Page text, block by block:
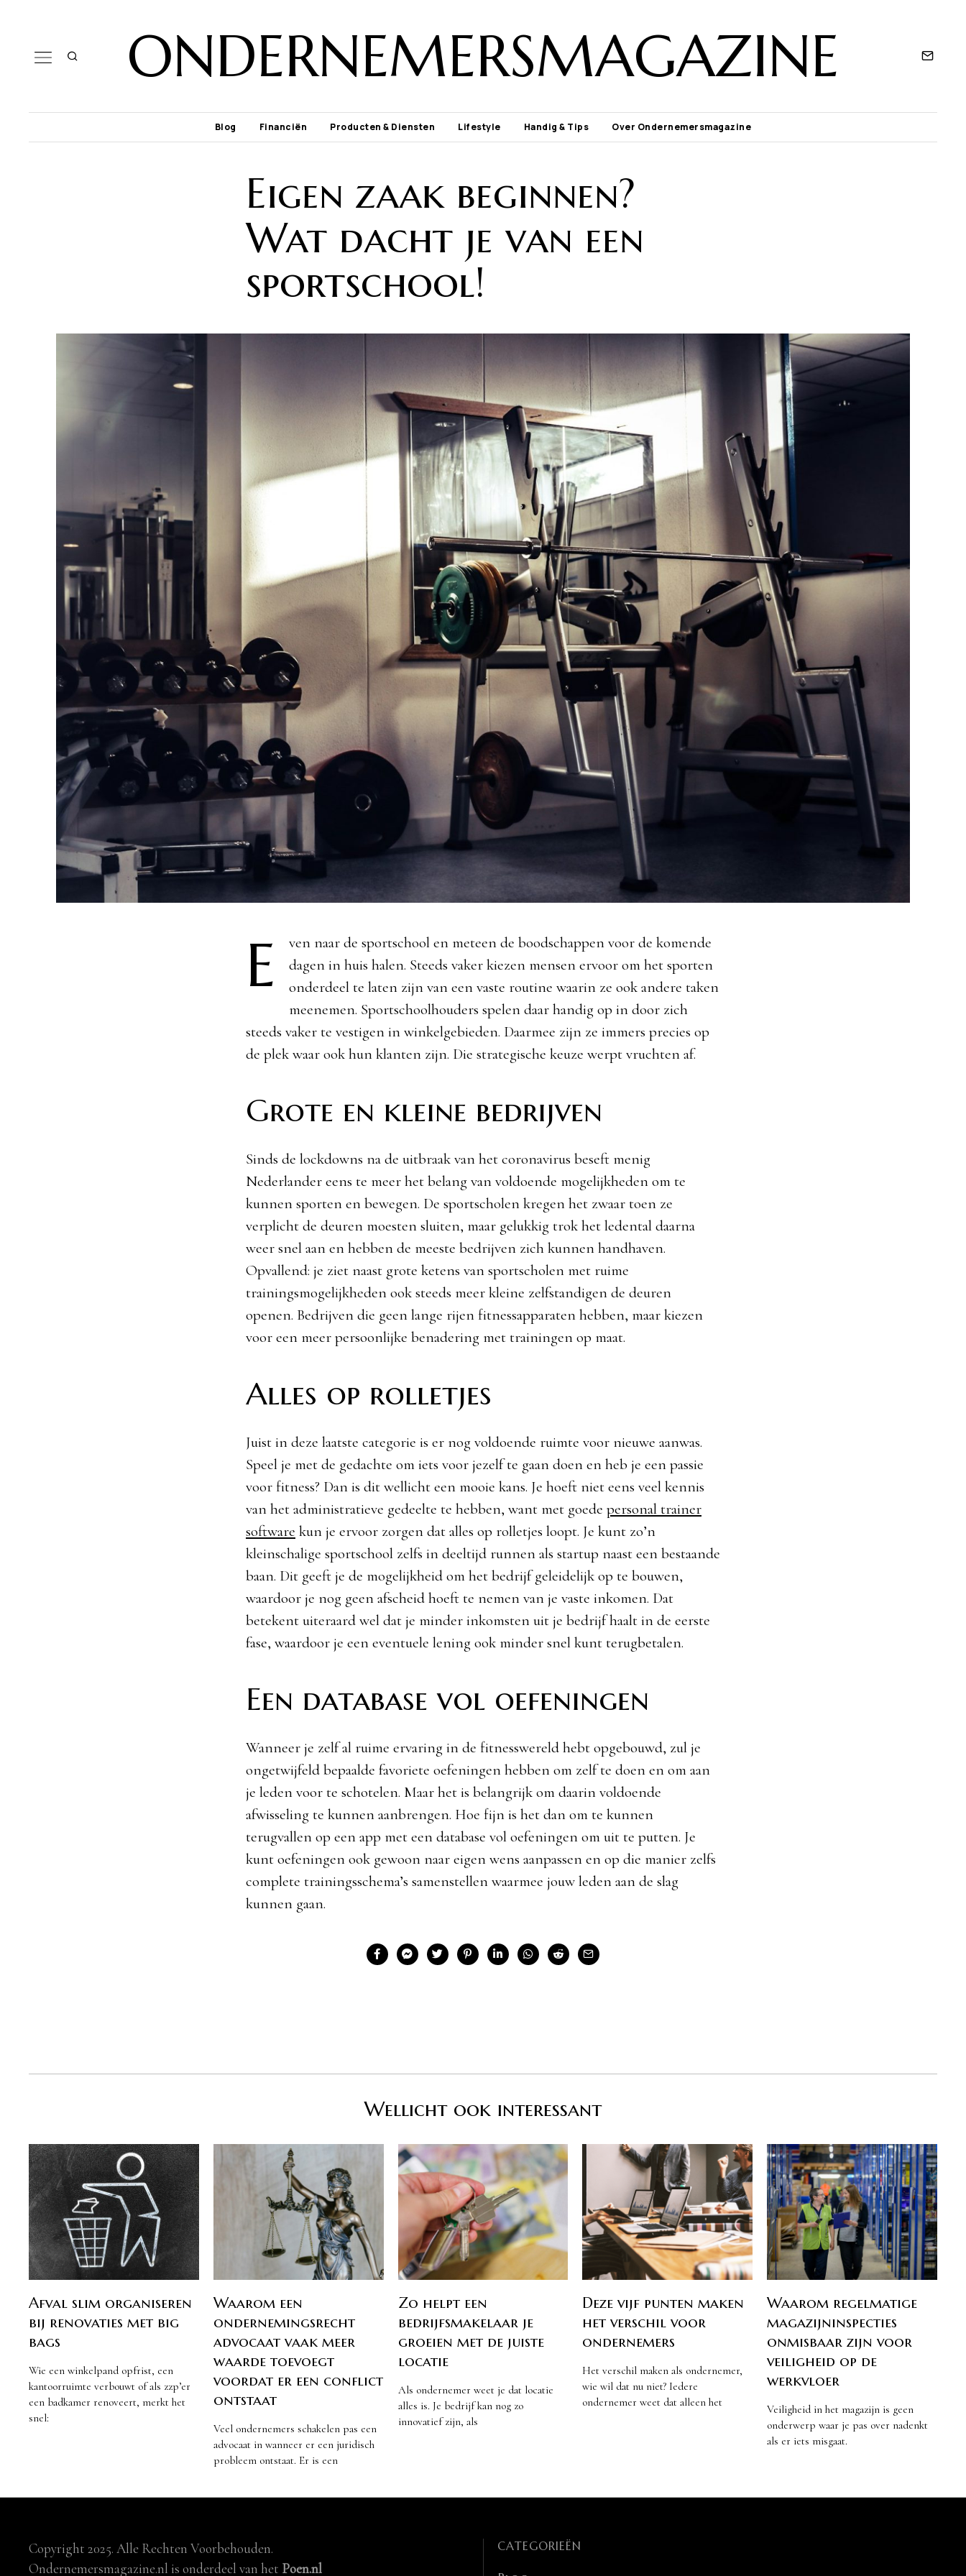
ONDERNEMERSMAGAZINE
Blog Financiën Producten & Diensten Lifestyle Handig & Tips Over Ondernemersmagazine
Eigen zaak beginnen?
Wat dacht je van een
sportschool!
E
ven naar de sportschool en meteen de boodschappen voor de komende
dagen in huis halen. Steeds vaker kiezen mensen ervoor om het sporten
onderdeel te laten zijn van een vaste routine waarin ze ook andere taken
meenemen. Sportschoolhouders spelen daar handig op in door zich
steeds vaker te vestigen in winkelgebieden. Daarmee zijn ze immers precies op
de plek waar ook hun klanten zijn. Die strategische keuze werpt vruchten af.
Grote en kleine bedrijven
Sinds de lockdowns na de uitbraak van het coronavirus beseft menig
Nederlander eens te meer het belang van voldoende mogelijkheden om te
kunnen sporten en bewegen. De sportscholen kregen het zwaar toen ze
verplicht de deuren moesten sluiten, maar gelukkig trok het ledental daarna
weer snel aan en hebben de meeste bedrijven zich kunnen handhaven.
Opvallend: je ziet naast grote ketens van sportscholen met ruime
trainingsmogelijkheden ook steeds meer kleine zelfstandigen de deuren
openen. Bedrijven die geen lange rijen fitnessapparaten hebben, maar kiezen
voor een meer persoonlijke benadering met trainingen op maat.
Alles op rolletjes
Juist in deze laatste categorie is er nog voldoende ruimte voor nieuwe aanwas.
Speel je met de gedachte om iets voor jezelf te gaan doen en heb je een passie
voor fitness? Dan is dit wellicht een mooie kans. Je hoeft niet eens veel kennis
van het administratieve gedeelte te hebben, want met goede personal trainer
software kun je ervoor zorgen dat alles op rolletjes loopt. Je kunt zo’n
kleinschalige sportschool zelfs in deeltijd runnen als startup naast een bestaande
baan. Dit geeft je de mogelijkheid om het bedrijf geleidelijk op te bouwen,
waardoor je nog geen afscheid hoeft te nemen van je vaste inkomen. Dat
betekent uiteraard wel dat je minder inkomsten uit je bedrijf haalt in de eerste
fase, waardoor je een eventuele lening ook minder snel kunt terugbetalen.
Een database vol oefeningen
Wanneer je zelf al ruime ervaring in de fitnesswereld hebt opgebouwd, zul je
ongetwijfeld bepaalde favoriete oefeningen hebben om zelf te doen en om aan
je leden voor te schotelen. Maar het is belangrijk om daarin voldoende
afwisseling te kunnen aanbrengen. Hoe fijn is het dan om te kunnen
terugvallen op een app met een database vol oefeningen om uit te putten. Je
kunt oefeningen ook gewoon naar eigen wens aanpassen en op die manier zelfs
complete trainingsschema’s samenstellen waarmee jouw leden aan de slag
kunnen gaan.
Wellicht ook interessant
Afval slim organiseren
bij renovaties met big
bags
Wie een winkelpand opfrist, een
kantoorruimte verbouwt of als zzp’er
een badkamer renoveert, merkt het
snel:
Waarom een
ondernemingsrecht
advocaat vaak meer
waarde toevoegt
voordat er een conflict
ontstaat
Veel ondernemers schakelen pas een
advocaat in wanneer er een juridisch
probleem ontstaat. Er is een
Zo helpt een
bedrijfsmakelaar je
groeien met de juiste
locatie
Als ondernemer weet je dat locatie
alles is. Je bedrijf kan nog zo
innovatief zijn, als
Deze vijf punten maken
het verschil voor
ondernemers
Het verschil maken als ondernemer,
wie wil dat nu niet? Iedere
ondernemer weet dat alleen het
Waarom regelmatige
magazijninspecties
onmisbaar zijn voor
veiligheid op de
werkvloer
Veiligheid in het magazijn is geen
onderwerp waar je pas over nadenkt
als er iets misgaat.
Copyright 2025. Alle Rechten Voorbehouden.
Ondernemersmagazine.nl is onderdeel van het Poen.nl
CATEGORIEËN